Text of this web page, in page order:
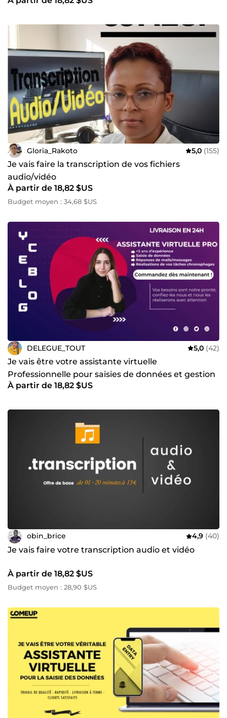
Gloria_Rakoto 5,0 (155)
Je vais faire la transcription de vos fichiers
audio/vidéo
À partir de 18,82 $US
Budget moyen : 34,68 $US
DELEGUE_TOUT 5,0 (42)
Je vais être votre assistante virtuelle
Professionnelle pour saisies de données et gestion
clients
À partir de 18,82 $US
obin_brice 4,9 (40)
Je vais faire votre transcription audio et vidéo
À partir de 18,82 $US
Budget moyen : 28,90 $US